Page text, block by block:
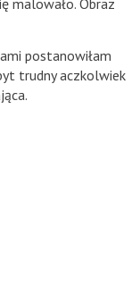
postanowiłam
trudny aczkolwiek